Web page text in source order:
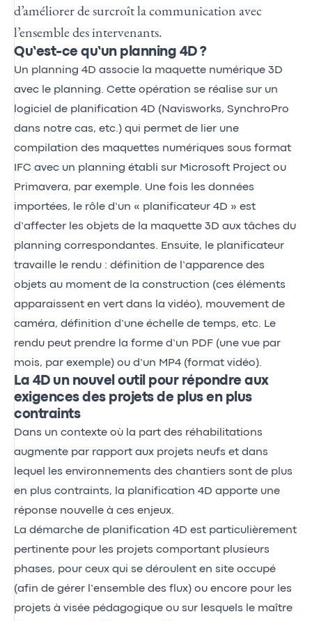
d’améliorer de surcroît la communication avec
l’ensemble des intervenants.
Qu’est-ce qu’un planning 4D ?
Un planning 4D associe la maquette numérique 3D
avec le planning. Cette opération se réalise sur un
logiciel de planification 4D (Navisworks, SynchroPro
dans notre cas, etc.) qui permet de lier une
compilation des maquettes numériques sous format
IFC avec un planning établi sur Microsoft Project ou
Primavera, par exemple. Une fois les données
importées, le rôle d’un « planificateur 4D » est
d’affecter les objets de la maquette 3D aux tâches du
planning correspondantes. Ensuite, le planificateur
travaille le rendu : définition de l’apparence des
objets au moment de la construction (ces éléments
apparaissent en vert dans la vidéo), mouvement de
caméra, définition d’une échelle de temps, etc. Le
rendu peut prendre la forme d’un PDF (une vue par
mois, par exemple) ou d’un MP4 (format vidéo).
La 4D un nouvel outil pour répondre aux
exigences des projets de plus en plus
contraints
Dans un contexte où la part des réhabilitations
augmente par rapport aux projets neufs et dans
lequel les environnements des chantiers sont de plus
en plus contraints, la planification 4D apporte une
réponse nouvelle à ces enjeux.
La démarche de planification 4D est particulièrement
pertinente pour les projets comportant plusieurs
phases, pour ceux qui se déroulent en site occupé
(afin de gérer l’ensemble des flux) ou encore pour les
projets à visée pédagogique ou sur lesquels le maître